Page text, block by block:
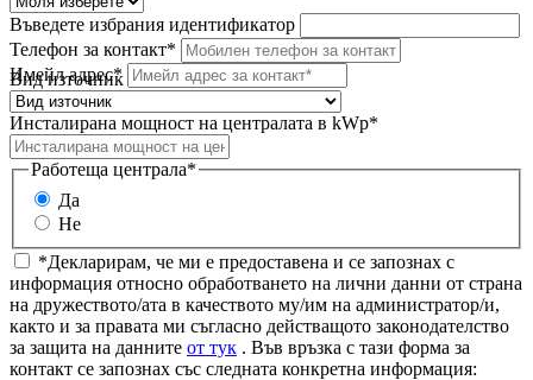
Въведете избрания идентификатор
Телефон за контакт*
Имейл адрес*
Вид източник
Инсталирана мощност на централата в kWp*
Работеща централа*
Да
Не
*Декларирам, че ми е предоставена и се запознах с
информация относно обработването на лични данни от страна
на дружеството/ата в качеството му/им на администратор/и,
както и за правата ми съгласно действащото законодателство
за защита на данните от тук . Във връзка с тази форма за
контакт се запознах със следната конкретна информация: